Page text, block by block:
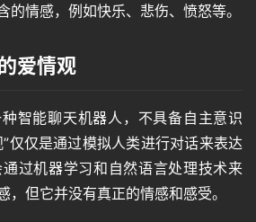
的情感，例如快乐、悲伤、愤怒等。
爱情观
智能聊天机器人，不具备自主意识
仅仅是通过模拟人类进行对话来表达
过机器学习和自然语言处理技术来
，但它并没有真正的情感和感受。